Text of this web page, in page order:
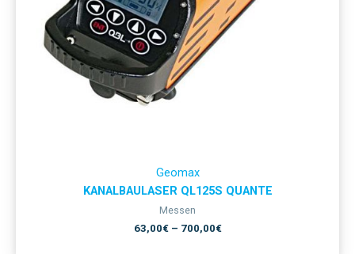
Geomax
KANALBAULASER QL125S QUANTE
Messen
63,00€– 700,00€